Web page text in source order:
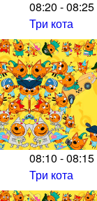
08:20 - 08:25
Три кота
08:10 - 08:15
Три кота